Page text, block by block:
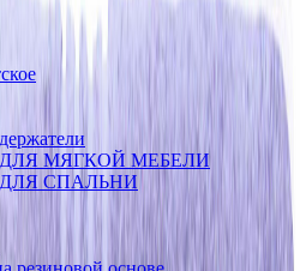
МЯГКОЙ МЕБЕЛИ
СПАЛЬНИ